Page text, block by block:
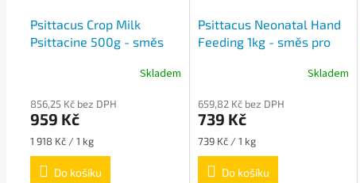
Psittacus Crop Milk
Psittacine 500g - směs
Skladem
856,25 Kč bez DPH
959 Kč
Měrná
cena:
1 918 Kč / 1 kg
Do košíku
Psittacus Neonatal Hand
Feeding 1kg - směs pro
Skladem
659,82 Kč bez DPH
739 Kč
Měrná
cena:
739 Kč / 1 kg
Do košíku